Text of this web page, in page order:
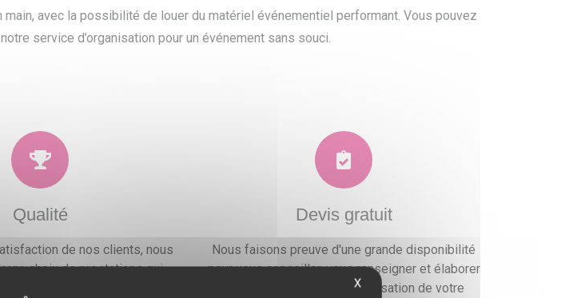
avec la possibilité de louer du matériel événementiel performant. Vous pouvez
service d’organisation pour un événement sans souci.
Qualité
de nos clients, nous
choix de prestations qui
Devis gratuit
Nous faisons preuve d'une grande disponibilité
pour vous conseiller, vous renseigner et élaborer
un devis gratuit pour l'organisation de votre
X